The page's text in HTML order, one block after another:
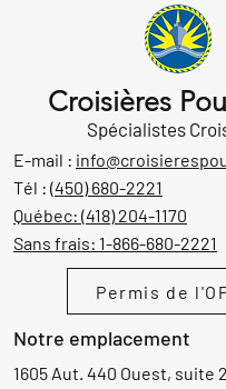
Croisières
Spécialistes
E-mail :
Tél : (450) 680-2221
Québec: (418) 204-1170
Sans frais: 1-866-680-2221
Permis de
Notre emplacement
1605 Aut. 440 Ouest, suite